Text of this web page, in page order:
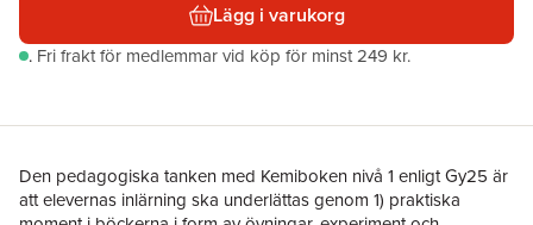
Lägg i varukorg
. Fri frakt för medlemmar vid köp för minst 249 kr.
Den pedagogiska tanken med Kemiboken nivå 1 enligt Gy25 är
att elevernas inlärning ska underlättas genom 1) praktiska